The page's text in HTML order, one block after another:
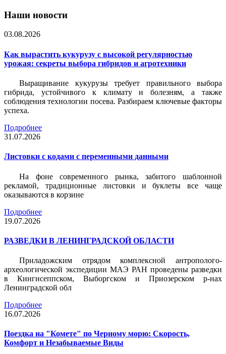
Наши новости
03.08.2026
Как вырастить кукурузу с высокой регулярностью
урожая: секреты выбора гибридов и агротехники
Выращивание кукурузы требует правильного выбора
гибрида, устойчивого к климату и болезням, а также
соблюдения технологии посева. Разбираем ключевые факторы
успеха.
Подробнее
31.07.2026
Листовки c кодами с переменными данными
На фоне современного рынка, забитого шаблонной
рекламой, традиционные листовки и буклеты все чаще
оказываются в корзине
Подробнее
19.07.2026
РАЗВЕДКИ В ЛЕНИНГРАДСКОЙ ОБЛАСТИ
Приладожским отрядом комплексной антрополого-
археологической экспедиции МАЭ РАН проведены разведки
в Кингисеппском, Выборгском и Приозерском р-нах
Ленинградской обл
Подробнее
16.07.2026
Поездка на "Комете" по Черному морю: Скорость,
Комфорт и Незабываемые Виды